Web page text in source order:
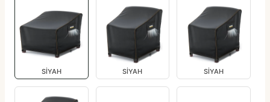
SİYAH SİYAH SİYAH